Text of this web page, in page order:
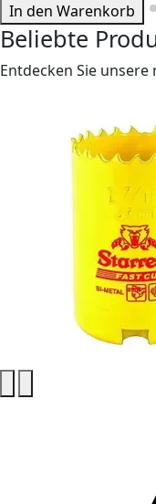
In den Warenkorb
Beliebte
Entdecken Sie